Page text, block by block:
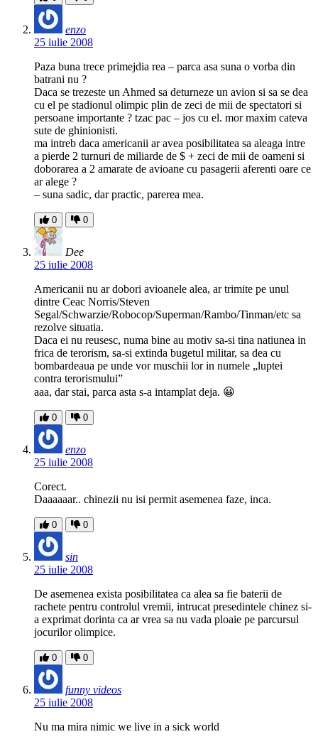
enzo
25 iulie 2008
Paza buna trece primejdia rea – parca asa suna o vorba din
batrani nu ?
Daca se trezeste un Ahmed sa deturneze un avion si sa se dea
cu el pe stadionul olimpic plin de zeci de mii de spectatori si
persoane importante ? tzac pac – jos cu el. mor maxim cateva
sute de ghinionisti.
ma intreb daca americanii ar avea posibilitatea sa aleaga intre
a pierde 2 turnuri de miliarde de $ + zeci de mii de oameni si
doborarea a 2 amarate de avioane cu pasagerii aferenti oare ce
ar alege ?
– suna sadic, dar practic, parerea mea.
0 0
Dee
25 iulie 2008
Americanii nu ar dobori avioanele alea, ar trimite pe unul
dintre Ceac Norris/Steven
Segal/Schwarzie/Robocop/Superman/Rambo/Tinman/etc sa
rezolve situatia.
Daca ei nu reusesc, numa bine au motiv sa-si tina natiunea in
frica de terorism, sa-si extinda bugetul militar, sa dea cu
bombardeaua pe unde vor muschii lor in numele „luptei
contra terorismului”
aaa, dar stai, parca asta s-a intamplat deja. 😀
0 0
enzo
25 iulie 2008
Corect.
Daaaaaar.. chinezii nu isi permit asemenea faze, inca.
0 0
sin
25 iulie 2008
De asemenea exista posibilitatea ca alea sa fie baterii de
rachete pentru controlul vremii, intrucat presedintele chinez si-
a exprimat dorinta ca ar vrea sa nu vada ploaie pe parcursul
jocurilor olimpice.
0 0
funny videos
25 iulie 2008
Nu ma mira nimic we live in a sick world